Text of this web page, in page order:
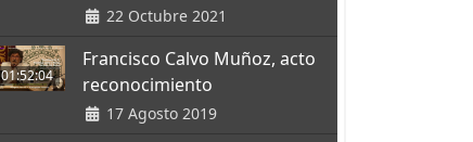
22 Octubre 2021
01:52:04
Francisco Calvo Muñoz, acto
reconocimiento
17 Agosto 2019